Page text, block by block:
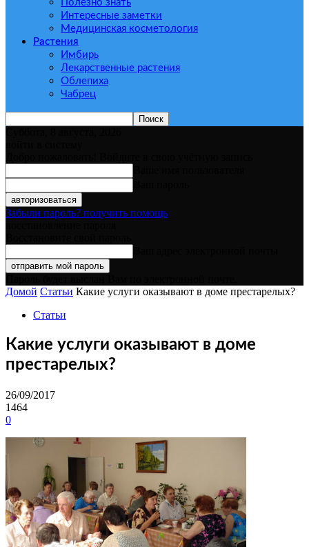
Полезно знать
Интересные заметки
Медицинская косметология
Растения
Имбирь
Лекарственные растения
Облепиха
Чабрец
Забыли пароль? получить помощь
Домой Статьи Какие услуги оказывают в доме престарелых?
Статьи
Какие услуги оказывают в доме
престарелых?
26/09/2017
1464
0